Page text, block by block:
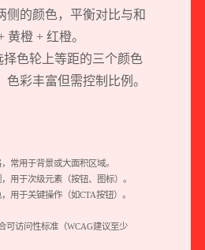
侧的颜色，平衡对比与和
黄橙 + 红橙。
择色轮上等距的三个颜色
色彩丰富但需控制比例。
常用于背景或大面积区域。
用于次级元素（按钮、图标）。
用于关键操作（如CTA按钮）。
可访问性标准（WCAG建议至少